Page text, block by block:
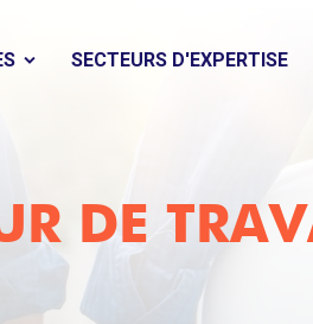
SECTEURS D'EXPERTISE
DE